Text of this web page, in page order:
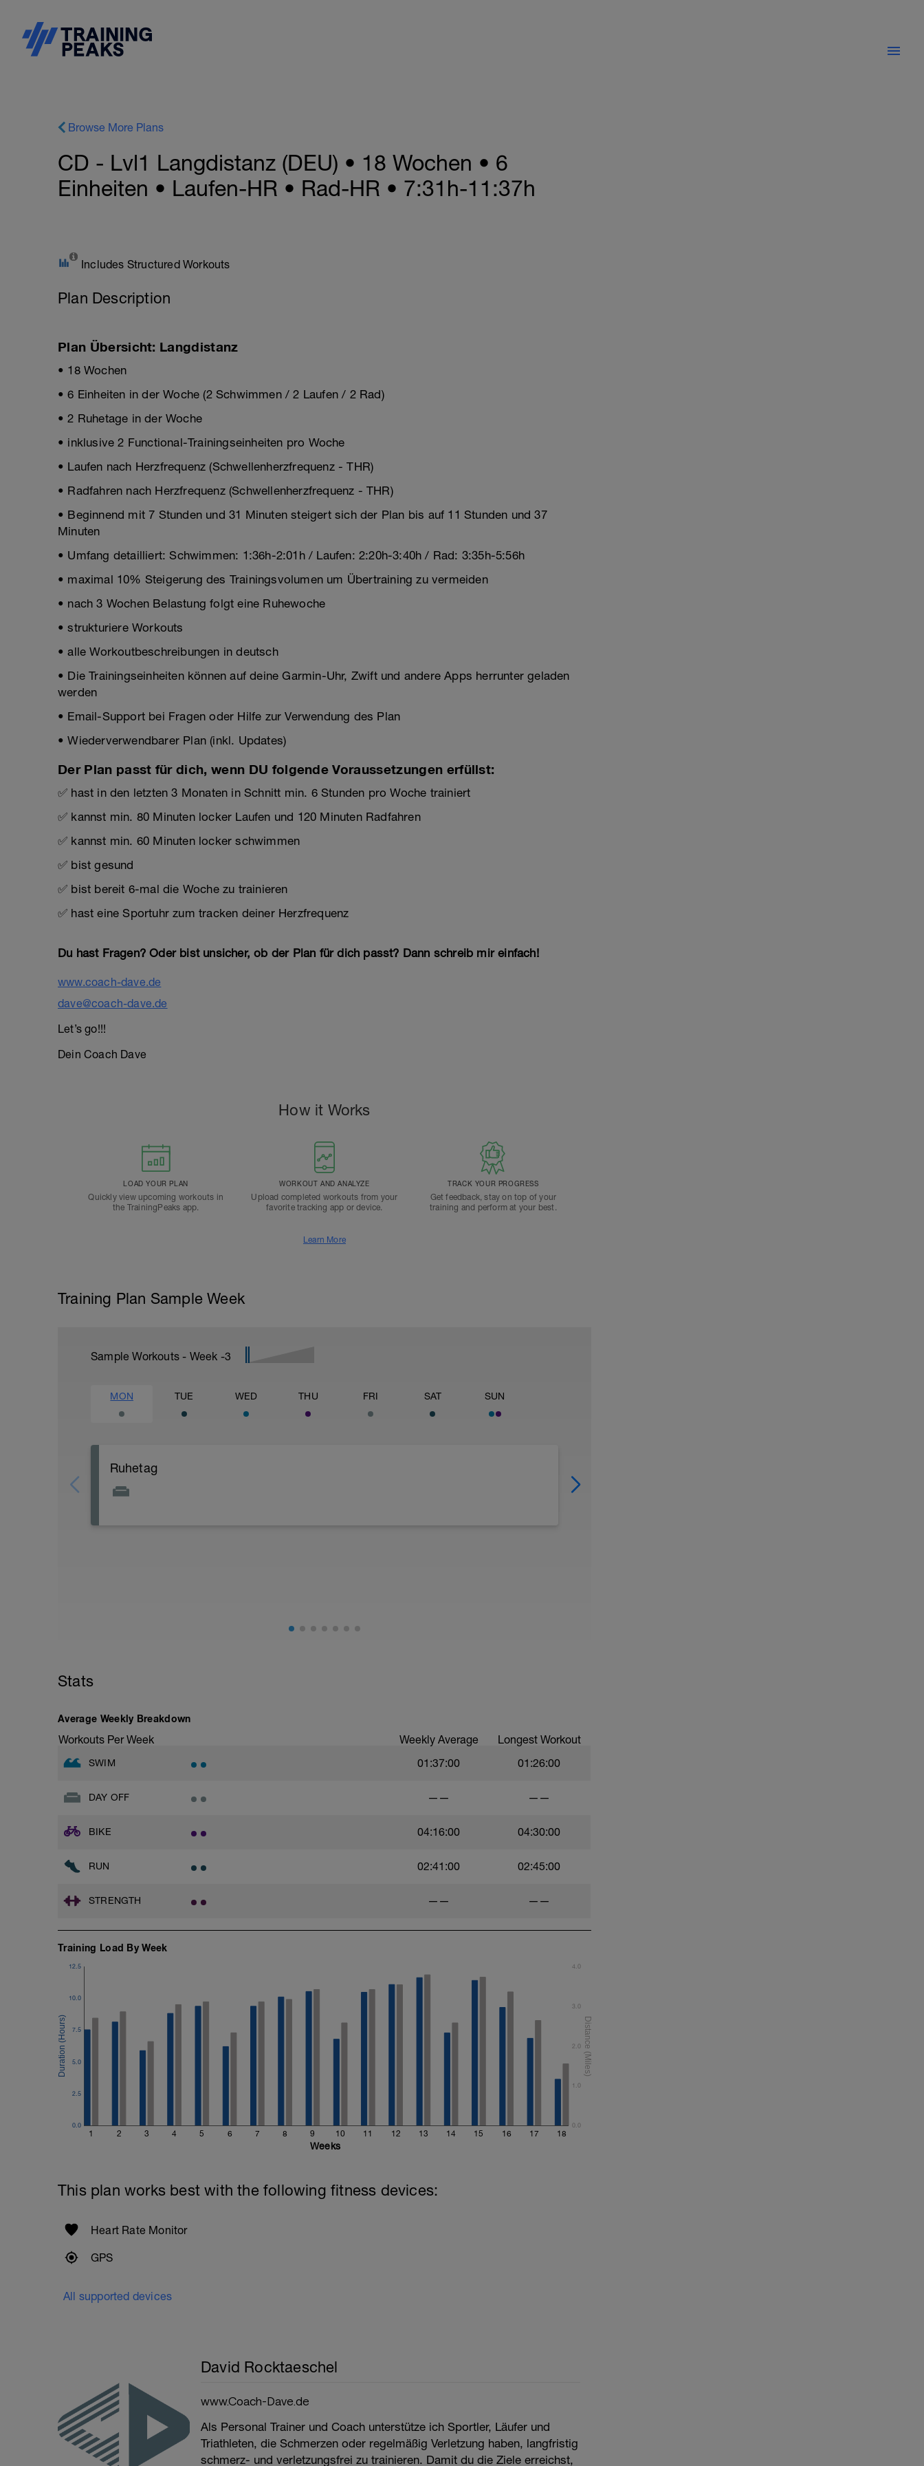
Browse More Plans
CD - Lvl1 Langdistanz (DEU) • 18 Wochen • 6
Einheiten • Laufen-HR • Rad-HR • 7:31h-11:37h
Includes Structured Workouts
Plan Description
Plan Übersicht: Langdistanz
• 18 Wochen
• 6 Einheiten in der Woche (2 Schwimmen / 2 Laufen / 2 Rad)
• 2 Ruhetage in der Woche
• inklusive 2 Functional-Trainingseinheiten pro Woche
• Laufen nach Herzfrequenz (Schwellenherzfrequenz - THR)
• Radfahren nach Herzfrequenz (Schwellenherzfrequenz - THR)
• Beginnend mit 7 Stunden und 31 Minuten steigert sich der Plan bis auf 11 Stunden und 37
Minuten
• Umfang detailliert: Schwimmen: 1:36h-2:01h / Laufen: 2:20h-3:40h / Rad: 3:35h-5:56h
• maximal 10% Steigerung des Trainingsvolumen um Übertraining zu vermeiden
• nach 3 Wochen Belastung folgt eine Ruhewoche
• strukturiere Workouts
• alle Workoutbeschreibungen in deutsch
• Die Trainingseinheiten können auf deine Garmin-Uhr, Zwift und andere Apps herrunter geladen
werden
• Email-Support bei Fragen oder Hilfe zur Verwendung des Plan
• Wiederverwendbarer Plan (inkl. Updates)
Der Plan passt für dich, wenn DU folgende Voraussetzungen erfüllst:
✅ hast in den letzten 3 Monaten in Schnitt min. 6 Stunden pro Woche trainiert
✅ kannst min. 80 Minuten locker Laufen und 120 Minuten Radfahren
✅ kannst min. 60 Minuten locker schwimmen
✅ bist gesund
✅ bist bereit 6-mal die Woche zu trainieren
✅ hast eine Sportuhr zum tracken deiner Herzfrequenz
Du hast Fragen? Oder bist unsicher, ob der Plan für dich passt? Dann schreib mir einfach!
www.coach-dave.de
dave@coach-dave.de
Let’s go!!!
Dein Coach Dave
How it Works
LOAD YOUR PLAN
Quickly view upcoming workouts in
the TrainingPeaks app.
WORKOUT AND ANALYZE
Upload completed workouts from your
favorite tracking app or device.
TRACK YOUR PROGRESS
Get feedback, stay on top of your
training and perform at your best.
Learn More
Training Plan Sample Week
Sample Workouts - Week -3
MON TUE WED THU FRI SAT SUN
Ruhetag
Stats
Average Weekly Breakdown
Workouts Per Week Weekly Average Longest Workout
SWIM 01:37:00 01:26:00
DAY OFF —— ——
BIKE 04:16:00 04:30:00
RUN 02:41:00 02:45:00
STRENGTH —— ——
Training Load By Week
1 2 3 4 5 6 7 8 9 10 11 12 13 14 15 16 17 18
0.0
2.5
5.0
7.5
10.0
12.5
0.0
1.0
2.0
3.0
4.0
Weeks
This plan works best with the following fitness devices:
Heart Rate Monitor
GPS
All supported devices
David Rocktaeschel
www.Coach-Dave.de
Als Personal Trainer und Coach unterstütze ich Sportler, Läufer und
Triathleten, die Schmerzen oder regelmäßig Verletzung haben, langfristig
schmerz- und verletzungsfrei zu trainieren. Damit du die Ziele erreichst,